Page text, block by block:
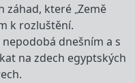
záhad, které „Země
k rozluštění.
dnešním a s
na zdech egyptských